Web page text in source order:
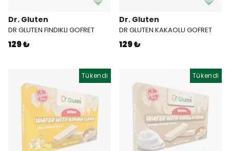
Dr. Gluten
DR GLUTEN FINDIKLI GOFRET
129 ₺
Dr. Gluten
DR GLUTEN KAKAOLU GOFRET
129 ₺
Tükendi Tükendi